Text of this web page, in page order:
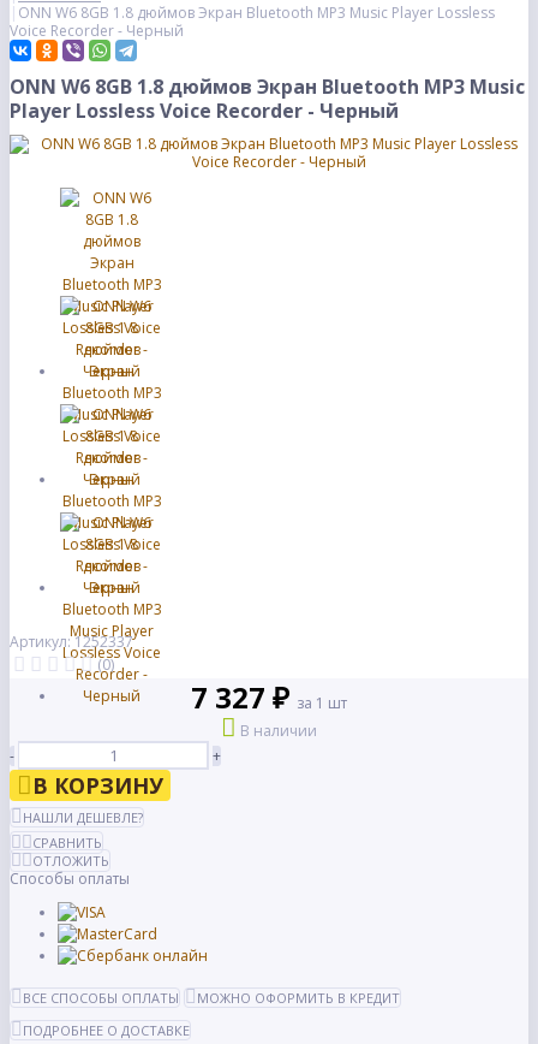
ONN W6 8GB 1.8 дюймов Экран Bluetooth MP3 Music Player Lossless
Voice Recorder - Черный
ONN W6 8GB 1.8 дюймов Экран Bluetooth MP3 Music
Player Lossless Voice Recorder - Черный
Артикул: 1252337
(0)
7 327 ₽ за 1 шт
В наличии
-
+
В КОРЗИНУ
НАШЛИ ДЕШЕВЛЕ?
СРАВНИТЬ
ОТЛОЖИТЬ
Способы оплаты
ВСЕ СПОСОБЫ ОПЛАТЫ
МОЖНО ОФОРМИТЬ В КРЕДИТ
ПОДРОБНЕЕ О ДОСТАВКЕ